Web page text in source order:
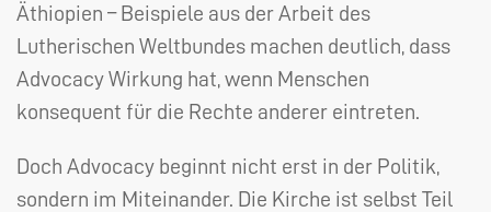
Äthiopien – Beispiele aus der Arbeit des
Lutherischen Weltbundes machen deutlich, dass
Advocacy Wirkung hat, wenn Menschen
konsequent für die Rechte anderer eintreten.
Doch Advocacy beginnt nicht erst in der Politik,
sondern im Miteinander. Die Kirche ist selbst Teil